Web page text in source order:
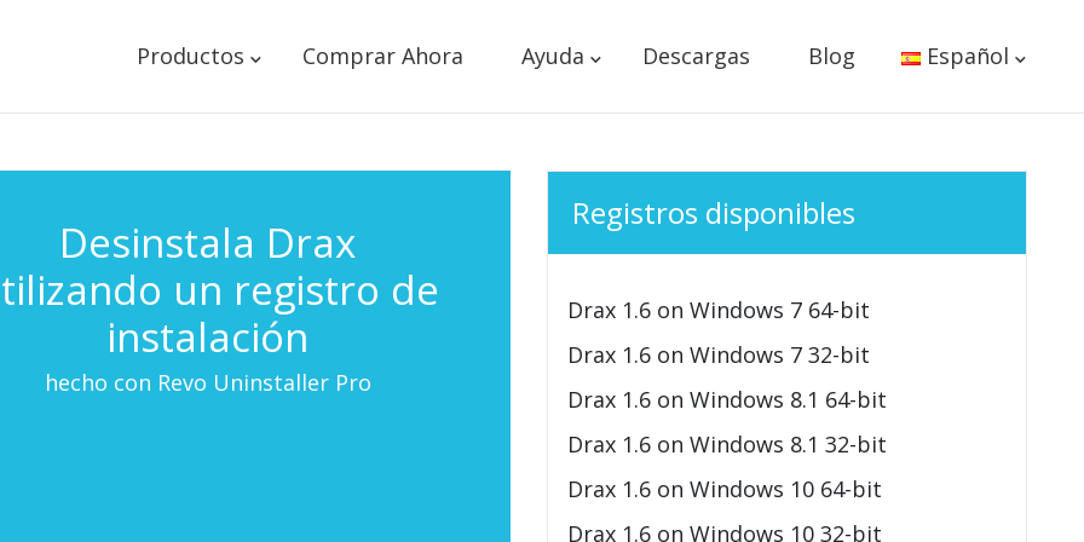
Productos Comprar Ahora Ayuda Descargas Blog Español
Desinstala Drax
un registro de
instalación
hecho con Revo Uninstaller Pro
Registros disponibles
Drax 1.6 on Windows 7 64-bit
Drax 1.6 on Windows 7 32-bit
Drax 1.6 on Windows 8.1 64-bit
Drax 1.6 on Windows 8.1 32-bit
Drax 1.6 on Windows 10 64-bit
Drax 1.6 on Windows 10 32-bit